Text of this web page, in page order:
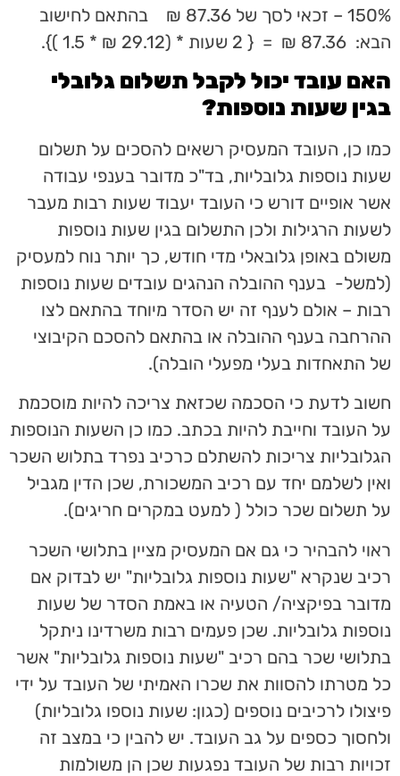
150% – זכאי לסך של 87.36 ₪ בהתאם לחישוב
הבא: 87.36 ₪ = { 2 שעות * (29.12 ₪ * 1.5 )}.
האם עובד יכול לקבל תשלום גלובלי
בגין שעות נוספות?
כמו כן, העובד המעסיק רשאים להסכים על תשלום
שעות נוספות גלובליות, בד"כ מדובר בענפי עבודה
אשר אופיים דורש כי העובד יעבוד שעות רבות מעבר
לשעות הרגילות ולכן התשלום בגין שעות נוספות
משולם באופן גלובאלי מדי חודש, כך יותר נוח למעסיק
(למשל- בענף ההובלה הנהגים עובדים שעות נוספות
רבות – אולם לענף זה יש הסדר מיוחד בהתאם לצו
ההרחבה בענף ההובלה או בהתאם להסכם הקיבוצי
של התאחדות בעלי מפעלי הובלה).
חשוב לדעת כי הסכמה שכזאת צריכה להיות מוסכמת
על העובד וחייבת להיות בכתב. כמו כן השעות הנוספות
הגלובליות צריכות להשתלם כרכיב נפרד בתלוש השכר
ואין לשלמם יחד עם רכיב המשכורת, שכן הדין מגביל
על תשלום שכר כולל ( למעט במקרים חריגים).
ראוי להבהיר כי גם אם המעסיק מציין בתלושי השכר
רכיב שנקרא "שעות נוספות גלובליות" יש לבדוק אם
מדובר בפיקציה/ הטעיה או באמת הסדר של שעות
נוספות גלובליות. שכן פעמים רבות משרדינו ניתקל
בתלושי שכר בהם רכיב "שעות נוספות גלובליות" אשר
כל מטרתו להסוות את שכרו האמיתי של העובד על ידי
פיצולו לרכיבים נוספים (כגון: שעות נוספו גלובליות)
ולחסוך כספים על גב העובד. יש להבין כי במצב זה
זכויות רבות של העובד נפגעות שכן הן משולמות